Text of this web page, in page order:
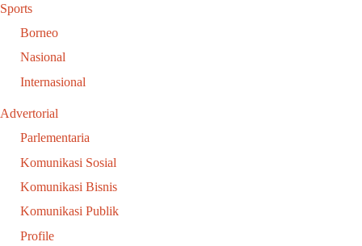
Sports
Borneo
Nasional
Internasional
Advertorial
Parlementaria
Komunikasi Sosial
Komunikasi Bisnis
Komunikasi Publik
Profile